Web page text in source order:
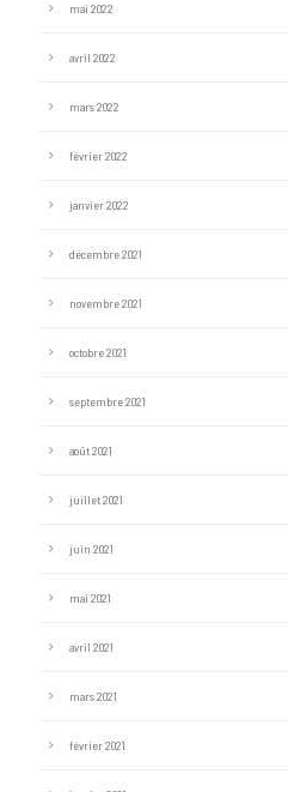
mai 2022
avril 2022
mars 2022
février 2022
janvier 2022
décembre 2021
novembre 2021
octobre 2021
septembre 2021
août 2021
juillet 2021
juin 2021
mai 2021
avril 2021
mars 2021
février 2021